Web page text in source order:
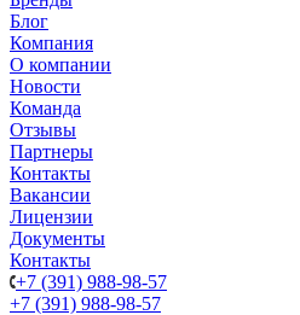
Блог
Компания
О компании
Новости
Команда
Отзывы
Партнеры
Контакты
Вакансии
Лицензии
Документы
Контакты
+7 (391) 988-98-57
+7 (391) 988-98-57